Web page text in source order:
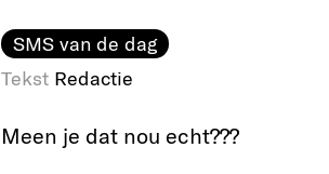
SMS van de dag
Tekst Redactie
Meen je dat nou echt???